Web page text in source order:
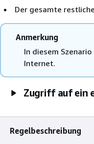
Der gesamte
Anmerkung
In diesem
Internet.
Zugriff auf ein
Regelbeschreibung